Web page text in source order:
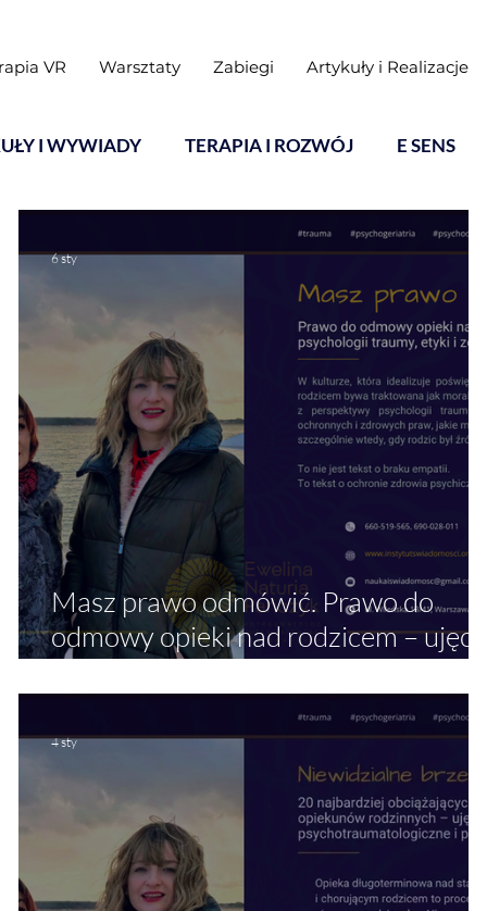
VR Warsztaty Zabiegi Artykuły i Realizacje
I WYWIADY TERAPIA I ROZWÓJ E SENS
Masz prawo odmówić. Prawo do
odmowy opieki nad rodzicem – ujęcie
6 sty
4 sty